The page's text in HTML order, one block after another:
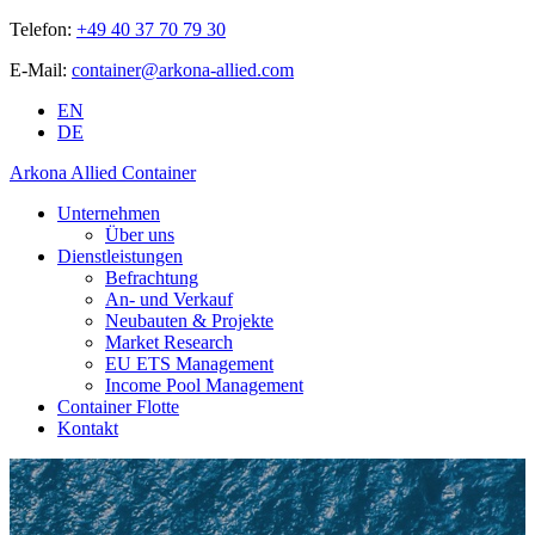
Telefon: +49 40 37 70 79 30
E-Mail: container@arkona-allied.com
EN
DE
Arkona Allied Container
Unternehmen
Über uns
Dienstleistungen
Befrachtung
An- und Verkauf
Neubauten & Projekte
Market Research
EU ETS Management
Income Pool Management
Container Flotte
Kontakt